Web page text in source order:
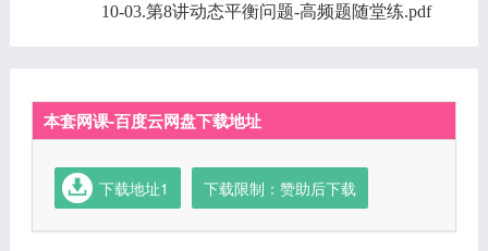
10-03.第8讲动态平衡问题-高频题随堂练.pdf
本套网课-百度云网盘下载地址
下载地址1 下载限制：赞助后下载